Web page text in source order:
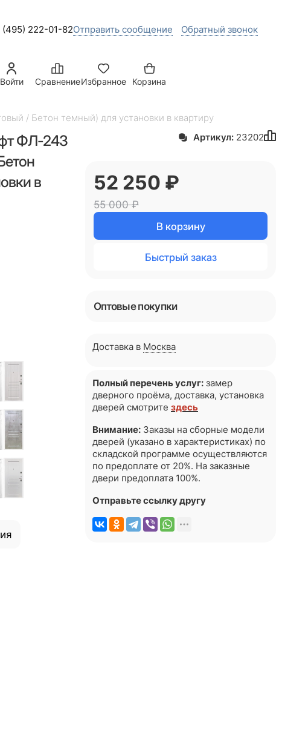
(495) 222-01-82Отправить сообщение Обратный звонок
Войти СравнениеИзбранное Корзина
/ Бетон темный) для установки в квартиру
ФЛ-243
в
Артикул: 23202
55 000 ₽
52 250 ₽
В корзину
Быстрый заказ
Оптовые покупки
Доставка в Москва
Полный перечень услуг: замер
дверного проёма, доставка, установка
дверей смотрите здесь
Внимание: Заказы на сборные модели
дверей (указано в характеристиках) по
складской программе осуществляются
по предоплате от 20%. На заказные
двери предоплата 100%.
Отправьте ссылку другу